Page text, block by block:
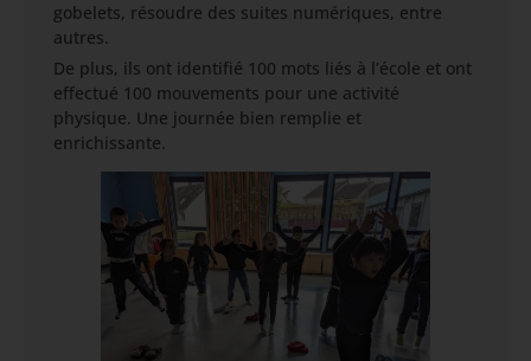
gobelets, résoudre des suites numériques, entre
autres.
De plus, ils ont identifié 100 mots liés à l’école et ont
effectué 100 mouvements pour une activité
physique. Une journée bien remplie et
enrichissante.